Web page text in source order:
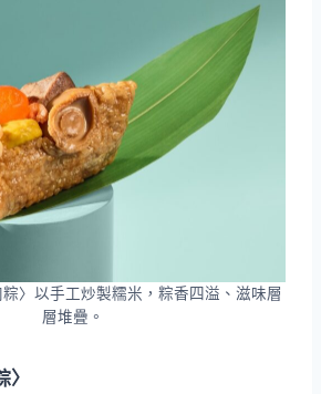
粽〉以手工炒製糯米，粽香四溢、滋味層
層堆疊。